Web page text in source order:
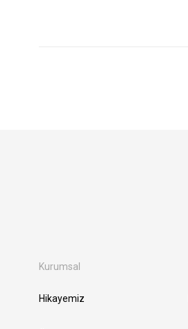
Kurumsal
Hikayemiz